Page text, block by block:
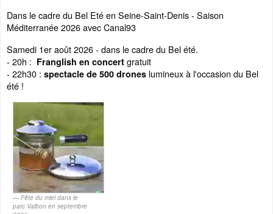
Dans le cadre du Bel Eté en Seine-Saint-Denis - Saison
Méditerranée 2026 avec Canal93
Samedi 1er août 2026 - dans le cadre du Bel été.
- 20h : Franglish en concert gratuit
- 22h30 : spectacle de 500 drones lumineux à l'occasion du Bel
été !
Fête du miel dans le
parc Valbon en septembre